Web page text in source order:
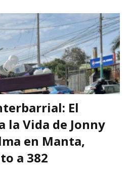
El
la Vida de Jonny
en Manta,
a 382